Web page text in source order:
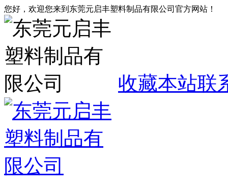
您好，欢迎您来到东莞元启丰塑料制品有限公司官方网站！
收藏本站联